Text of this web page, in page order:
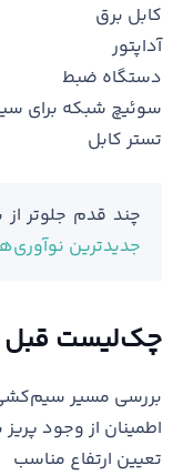
کابل برق
آداپتور
دستگاه ضبط
سوئیچ شبکه برای
تستر کابل
چند قدم جلوتر
جدیدترین
چک‌لیست قبل
بررسی مسیر
اطمینان از وجود
تعیین ارتفاع مناسب